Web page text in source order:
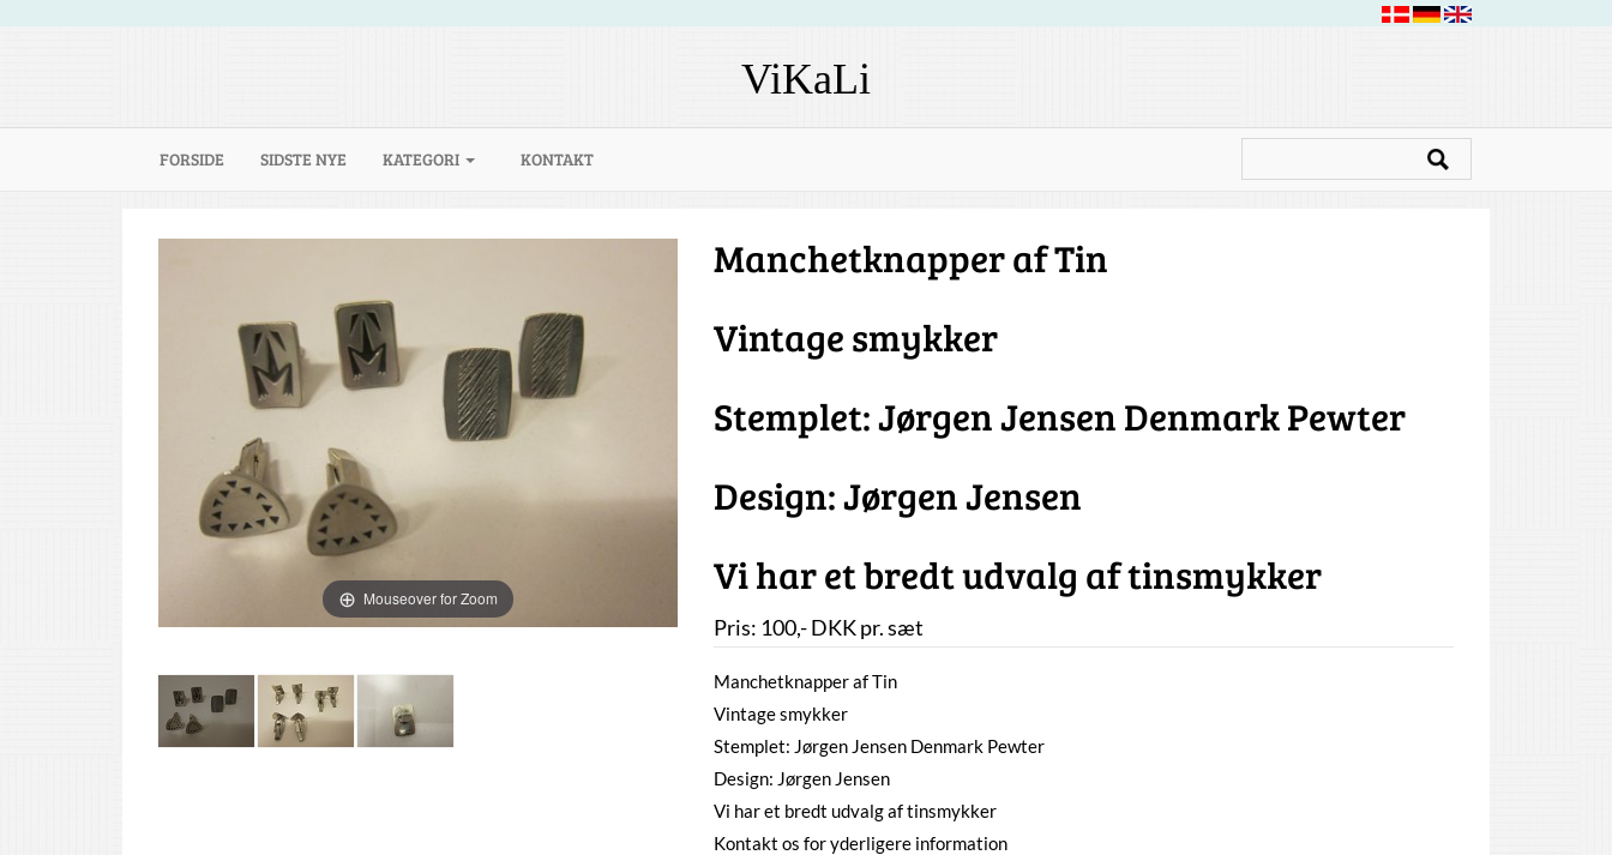
ViKaLi
FORSIDE (CURRENT)
SIDSTE NYE KATEGORI KONTAKT
Mouseover for Zoom
Manchetknapper af Tin
Vintage smykker
Stemplet: Jørgen Jensen Denmark Pewter
Design: Jørgen Jensen
Vi har et bredt udvalg af tinsmykker
Pris: 100,-DKKpr. sæt
Manchetknapper af Tin
Vintage smykker
Stemplet: Jørgen Jensen Denmark Pewter
Design: Jørgen Jensen
Vi har et bredt udvalg af tinsmykker
Kontakt os for yderligere information